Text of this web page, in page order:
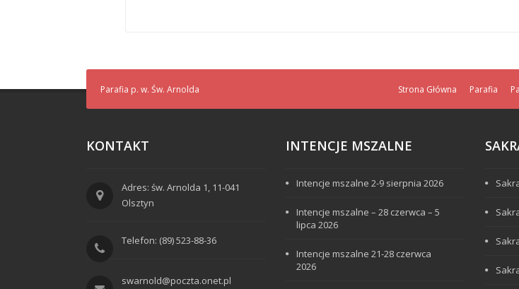
Parafia p. w. Św. Arnolda Strona Główna Parafia
KONTAKT
Adres: św. Arnolda 1, 11-041
Olsztyn
Telefon: (89) 523-88-36
swarnold@poczta.onet.pl
INTENCJE MSZALNE
Intencje mszalne 2-9 sierpnia 2026
Intencje mszalne – 28 czerwca – 5
lipca 2026
Intencje mszalne 21-28 czerwca
2026